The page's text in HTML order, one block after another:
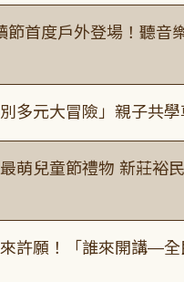
節首度戶外登場！聽
多元大冒險」親子共
萌兒童節禮物 新莊裕
來許願！「誰來開講—